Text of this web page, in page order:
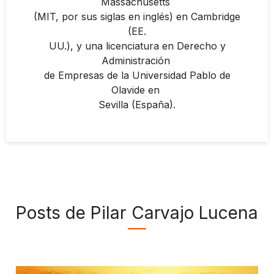
(MIT, por sus siglas en inglés) en Cambridge
(EE.
UU.), y una licenciatura en Derecho y
Administración
de Empresas de la Universidad Pablo de
Olavide en
Sevilla (España).
Posts de Pilar Carvajo Lucena